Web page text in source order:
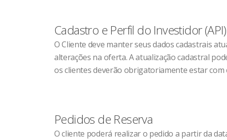
Cadastro e Perfil do Investidor (API)
O Cliente deve manter seus dados cadastrais
alterações na oferta. A atualização cadastral
os clientes deverão obrigatoriamente estar
Pedidos de Reserva
O cliente poderá realizar o pedido a partir da